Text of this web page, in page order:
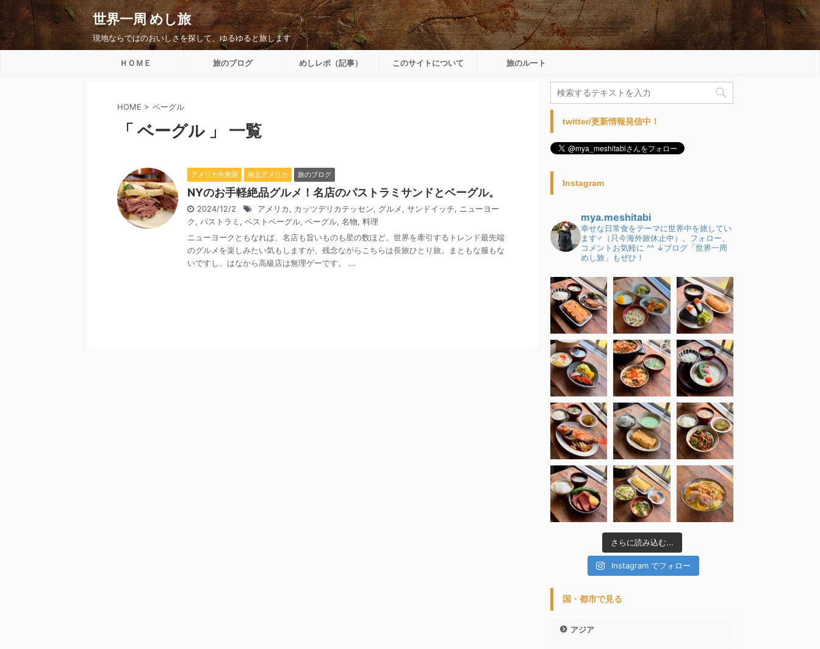
世界一周 めし旅
現地ならではのおいしさを探して、ゆるゆると旅します
ＨＯＭＥ 旅のブログ めしレポ（記事） このサイトについて 旅のルート
HOME > ベーグル
「 ベーグル 」 一覧
アメリカ合衆国 南北アメリカ 旅のブログ
NYのお手軽絶品グルメ！名店のパストラミサンドとベーグル。
2024/12/2 アメリカ , カッツデリカテッセン, グルメ , サンドイッチ, ニューヨー
ク , パストラミ , ベストベーグル, ベーグル, 名物, 料理
ニューヨークともなれば、名店も旨いものも星の数ほど。世界を牽引するトレンド最先端
のグルメを楽しみたい気もしますが、残念ながらこちらは長旅ひとり旅。まともな服もな
いですし、はなから高級店は無理ゲーです。 ...
twitter/更新情報発信中！
Instagram
mya.meshitabi
幸せな日常食をテーマに世界中を旅してい
ます♂（只今海外旅休止中）。フォロー、
コメントお気軽に ^^ ↓ブログ「世界一周
めし旅」もぜひ！
さらに読み込む...
Instagram でフォロー
国・都市で見る
アジア